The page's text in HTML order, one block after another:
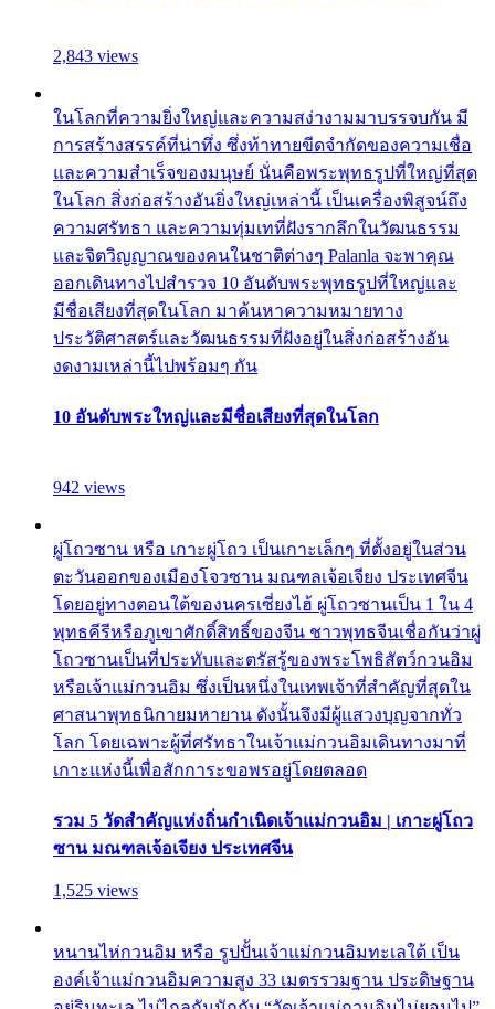
2,843 views
ในโลกที่ความยิ่งใหญ่และความสง่างามมาบรรจบกัน มี
การสร้างสรรค์ที่น่าทึ่ง ซึ่งท้าทายขีดจำกัดของความเชื่อ
และความสำเร็จของมนุษย์ นั่นคือพระพุทธรูปที่ใหญ่ที่สุด
ในโลก สิ่งก่อสร้างอันยิ่งใหญ่เหล่านี้ เป็นเครื่องพิสูจน์ถึง
ความศรัทธา และความทุ่มเทที่ฝังรากลึกในวัฒนธรรม
และจิตวิญญาณของคนในชาติต่างๆ Palanla จะพาคุณ
ออกเดินทางไปสำรวจ 10 อันดับพระพุทธรูปที่ใหญ่และ
มีชื่อเสียงที่สุดในโลก มาค้นหาความหมายทาง
ประวัติศาสตร์และวัฒนธรรมที่ฝังอยู่ในสิ่งก่อสร้างอัน
งดงามเหล่านี้ไปพร้อมๆ กัน
10 อันดับพระใหญ่และมีชื่อเสียงที่สุดในโลก
942 views
ผู่โถวซาน หรือ เกาะผู่โถว เป็นเกาะเล็กๆ ที่ตั้งอยู่ในส่วน
ตะวันออกของเมืองโจวซาน มณฑลเจ้อเจียง ประเทศจีน
โดยอยู่ทางตอนใต้ของนครเซี่ยงไฮ้ ผู่โถวซานเป็น 1 ใน 4
พุทธคีรีหรือภูเขาศักดิ์สิทธิ์ของจีน ชาวพุทธจีนเชื่อกันว่าผู่
โถวซานเป็นที่ประทับและตรัสรู้ของพระโพธิสัตว์กวนอิม
หรือเจ้าแม่กวนอิม ซึ่งเป็นหนึ่งในเทพเจ้าที่สำคัญที่สุดใน
ศาสนาพุทธนิกายมหายาน ดังนั้นจึงมีผู้แสวงบุญจากทั่ว
โลก โดยเฉพาะผู้ที่ศรัทธาในเจ้าแม่กวนอิมเดินทางมาที่
เกาะแห่งนี้เพื่อสักการะขอพรอยู่โดยตลอด
รวม 5 วัดสำคัญแห่งถิ่นกำเนิดเจ้าแม่กวนอิม | เกาะผู่โถว
ซาน มณฑลเจ้อเจียง ประเทศจีน
1,525 views
หนานไห่กวนอิม หรือ รูปปั้นเจ้าแม่กวนอิมทะเลใต้ เป็น
องค์เจ้าแม่กวนอิมความสูง 33 เมตรรวมฐาน ประดิษฐาน